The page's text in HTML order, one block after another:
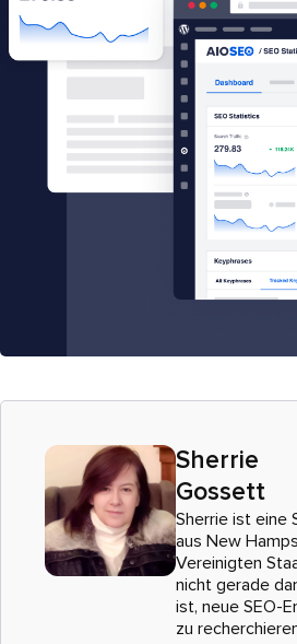
Sherrie
Gossett
Sherrie ist eine
aus New
Vereinigten
nicht gerade
ist, neue SEO-
zu